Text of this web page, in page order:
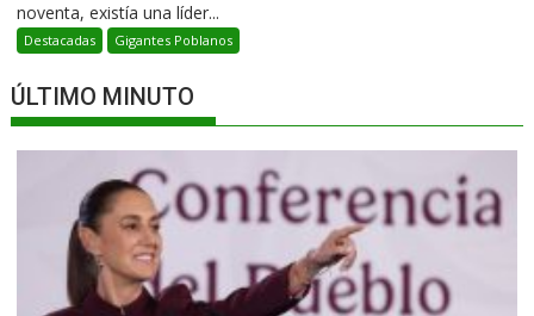
noventa, existía una líder...
Destacadas Gigantes Poblanos
ÚLTIMO MINUTO